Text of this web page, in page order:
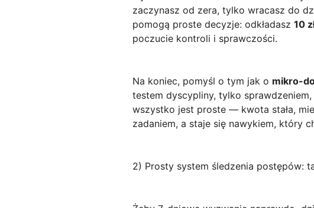
zaczynasz od zera, tylko wracasz do
pomogą proste decyzje: odkładasz 10
poczucie kontroli i sprawczości.
Na koniec, pomyśl o tym jak o mikro-
testem dyscypliny, tylko
wszystko jest proste — kwota stała,
zadaniem, a staje się nawykiem, który
2) Prosty system śledzenia postępów: